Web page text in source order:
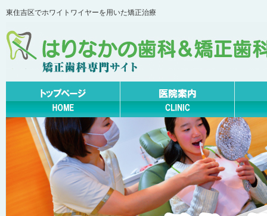
東住吉区でホワイトワイヤーを用いた矯正治療